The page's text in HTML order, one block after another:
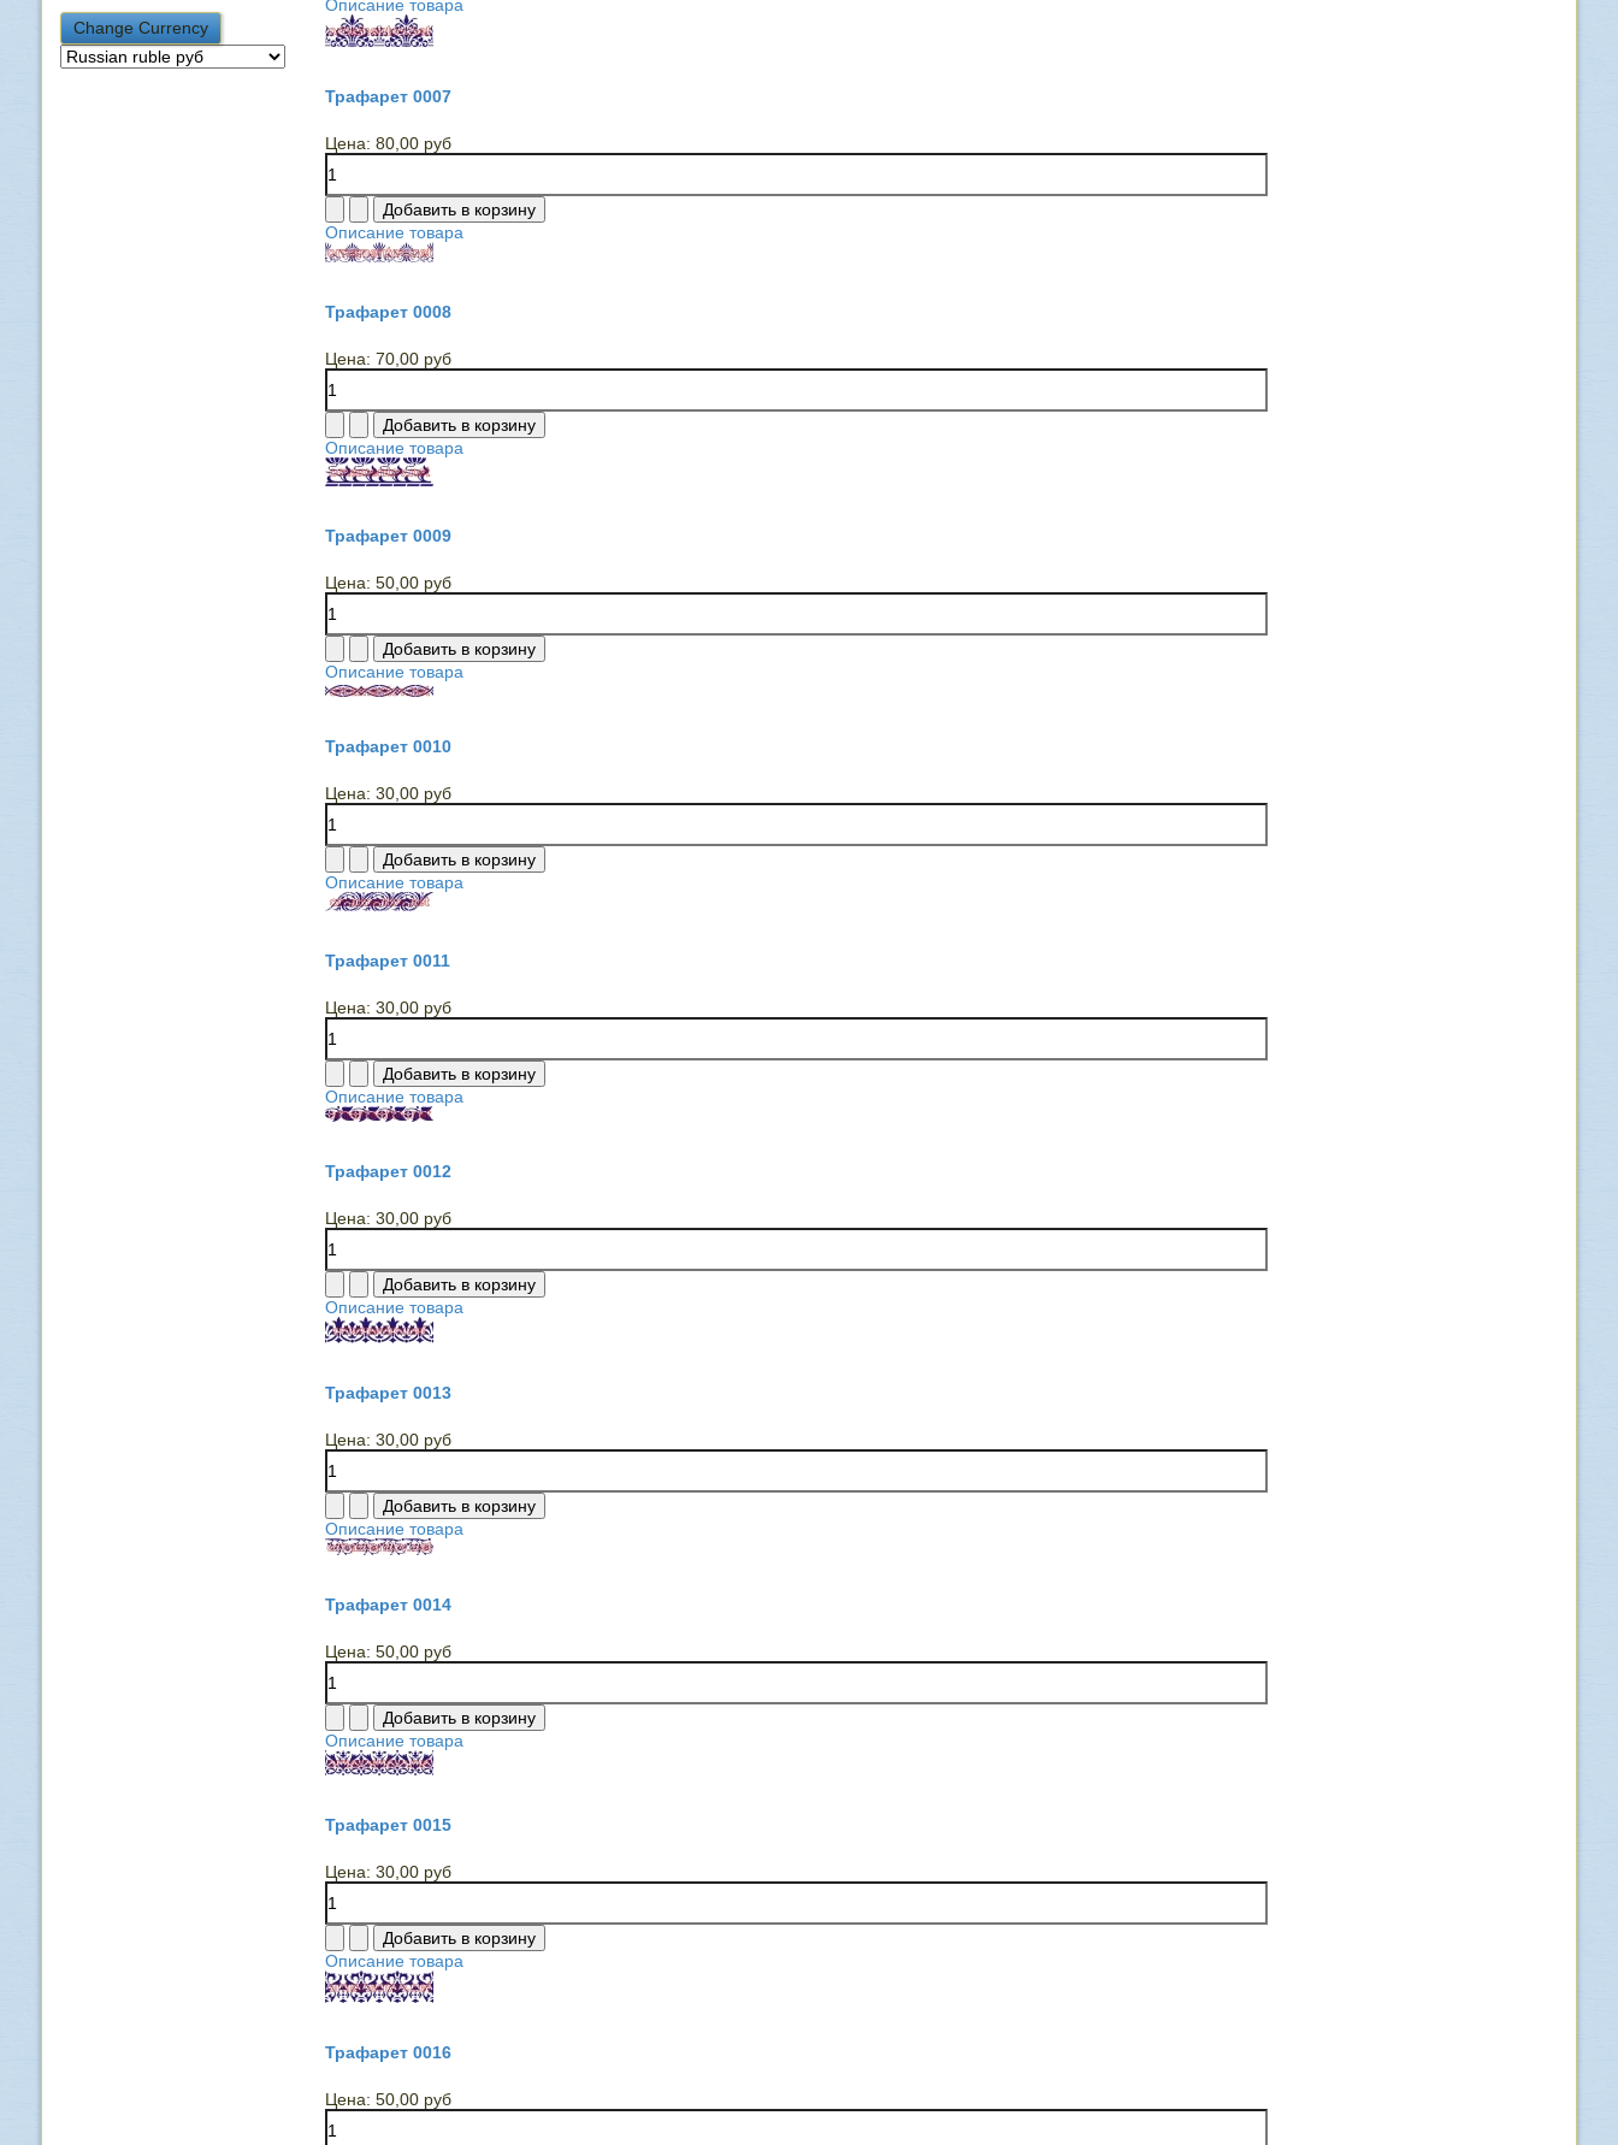
Описание товара
Трафарет 0007
Цена: 80,00 руб
Описание товара
Трафарет 0008
Цена: 70,00 руб
Описание товара
Трафарет 0009
Цена: 50,00 руб
Описание товара
Трафарет 0010
Цена: 30,00 руб
Описание товара
Трафарет 0011
Цена: 30,00 руб
Описание товара
Трафарет 0012
Цена: 30,00 руб
Описание товара
Трафарет 0013
Цена: 30,00 руб
Описание товара
Трафарет 0014
Цена: 50,00 руб
Описание товара
Трафарет 0015
Цена: 30,00 руб
Описание товара
Трафарет 0016
Цена: 50,00 руб